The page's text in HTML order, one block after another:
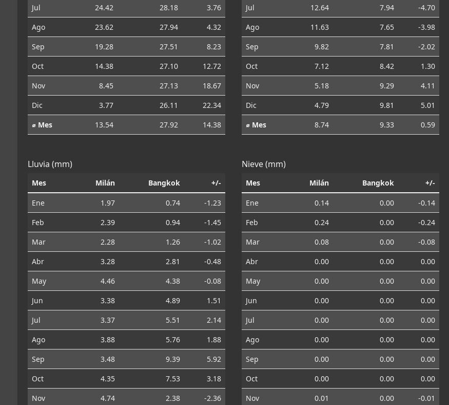
Jul
24.42 28.18
3.76
Ago
23.62 27.94
4.32
Sep
19.28 27.51
8.23
Oct
14.38 27.10
12.72
Nov
8.45 27.13
18.67
Dic
3.77 26.11
22.34
⌀ Mes
13.54 27.92 14.38
Jul
12.64 7.94
-4.70
Ago
11.63 7.65
-3.98
Sep
9.82 7.81
-2.02
Oct
7.12 8.42
1.30
Nov
5.18 9.29
4.11
Dic
4.79 9.81
5.01
⌀ Mes
8.74 9.33 0.59
Lluvia (mm)
Mes Milán Bangkok +/-
Ene 1.97 0.74
-1.23
Feb
2.39 0.94
-1.45
Mar
2.28 1.26
-1.02
Abr
3.28 2.81
-0.48
May
4.46 4.38
-0.08
Jun
3.38 4.89
1.51
Jul
3.37 5.51
2.14
Ago
3.88 5.76
1.88
Sep
3.48 9.39
5.92
Oct
4.35 7.53
3.18
Nov
4.74 2.38 -2.36
Nieve (mm)
Mes Milán Bangkok +/-
Ene 0.14 0.00
-0.14
Feb
0.24 0.00
-0.24
Mar
0.08 0.00
-0.08
Abr
0.00 0.00
0.00
May
0.00 0.00
0.00
Jun
0.00 0.00
0.00
Jul
0.00 0.00
0.00
Ago
0.00 0.00
0.00
Sep
0.00 0.00
0.00
Oct
0.00 0.00
0.00
Nov
0.01 0.00 -0.01